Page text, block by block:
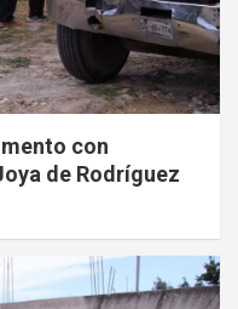
con
de Rodríguez